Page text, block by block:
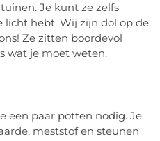
Je kunt ze zelfs
licht hebt. Wij zijn dol op de
Ze zitten boordevol
wat je moet weten.
een paar potten nodig. Je
meststof en steunen